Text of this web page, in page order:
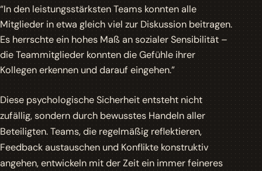
“In den leistungsstärksten Teams konnten alle
Mitglieder in etwa gleich viel zur Diskussion beitragen.
Es herrschte ein hohes Maß an sozialer Sensibilität –
die Teammitglieder konnten die Gefühle ihrer
Kollegen erkennen und darauf eingehen.”
Diese psychologische Sicherheit entsteht nicht
zufällig, sondern durch bewusstes Handeln aller
Beteiligten. Teams, die regelmäßig reflektieren,
Feedback austauschen und Konflikte konstruktiv
angehen, entwickeln mit der Zeit ein immer feineres